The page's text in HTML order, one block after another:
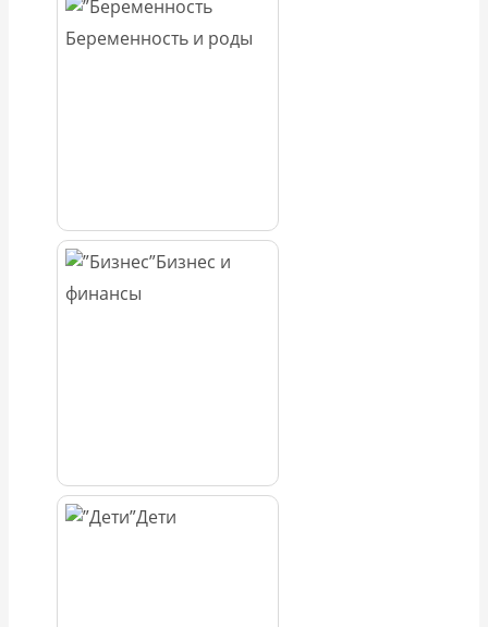
Беременность и роды
Бизнес и
финансы
Дети